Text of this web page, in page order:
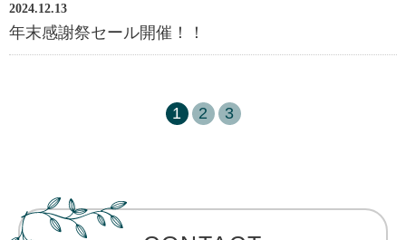
2024.12.13
年末感謝祭セール開催！！
1 2 3